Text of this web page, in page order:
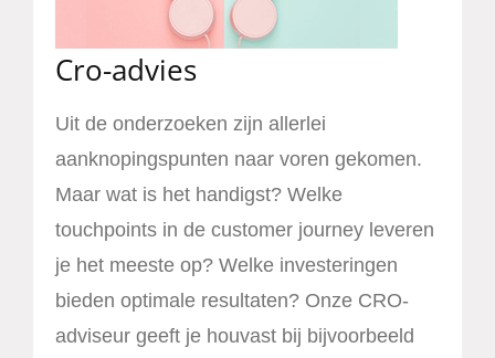
Cro-advies
Uit de onderzoeken zijn allerlei
aanknopingspunten naar voren gekomen.
Maar wat is het handigst? Welke
touchpoints in de customer journey leveren
je het meeste op? Welke investeringen
bieden optimale resultaten? Onze CRO-
adviseur geeft je houvast bij bijvoorbeeld